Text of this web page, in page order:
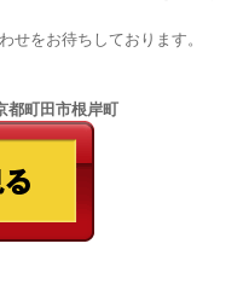
せをお待ちしております。
町田市根岸町